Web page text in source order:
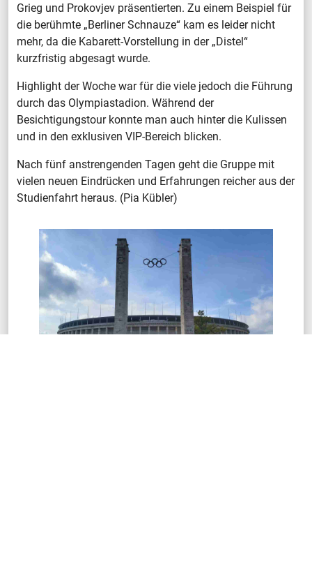
Grieg und Prokovjev präsentierten. Zu einem Beispiel für
die berühmte „Berliner Schnauze“ kam es leider nicht
mehr, da die Kabarett-Vorstellung in der „Distel“
kurzfristig abgesagt wurde.
Highlight der Woche war für die viele jedoch die Führung
durch das Olympiastadion. Während der
Besichtigungstour konnte man auch hinter die Kulissen
und in den exklusiven VIP-Bereich blicken.
Nach fünf anstrengenden Tagen geht die Gruppe mit
vielen neuen Eindrücken und Erfahrungen reicher aus der
Studienfahrt heraus. (Pia Kübler)